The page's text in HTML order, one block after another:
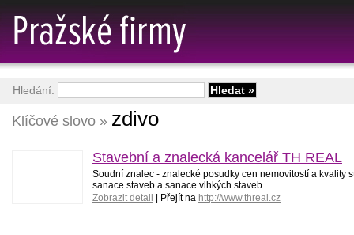
Klíčové slovo » zdivo
Stavební a znalecká kancelář TH REAL
Soudní znalec - znalecké posudky cen nemovitostí a kvality
sanace staveb a sanace vlhkých staveb
Zobrazit detail
| Přejít na http://www.threal.cz
Hledání: